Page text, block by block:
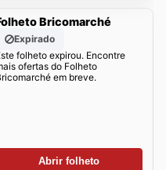
Bricomarché
Expirado
folheto expirou. Encontre
ofertas do Folheto
em breve.
Abrir folheto